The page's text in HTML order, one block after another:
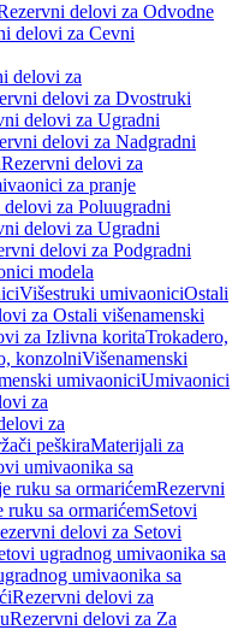
delovi za Odvodne
delovi za Cevni
delovi za
delovi za Dvostruki
delovi za Ugradni
delovi za Nadgradni
Rezervni delovi za
za pranje
za Poluugradni
delovi za Ugradni
delovi za Podgradni
modela
Višestruki umivaoniciOstali
za Ostali višenamenski
za Izlivna koritaTrokadero,
konzolniVišenamenski
umivaoniciUmivaonici
za
za
peškiraMaterijali za
umivaonika sa
ruku sa ormarićemRezervni
ruku sa ormarićemSetovi
delovi za Setovi
ugradnog umivaonika sa
umivaonika sa
Rezervni delovi za
Rezervni delovi za Za